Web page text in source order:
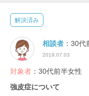
解決済み
相談者 ：30
2019.07.03
対象者 ：30代前半女性
強皮症について